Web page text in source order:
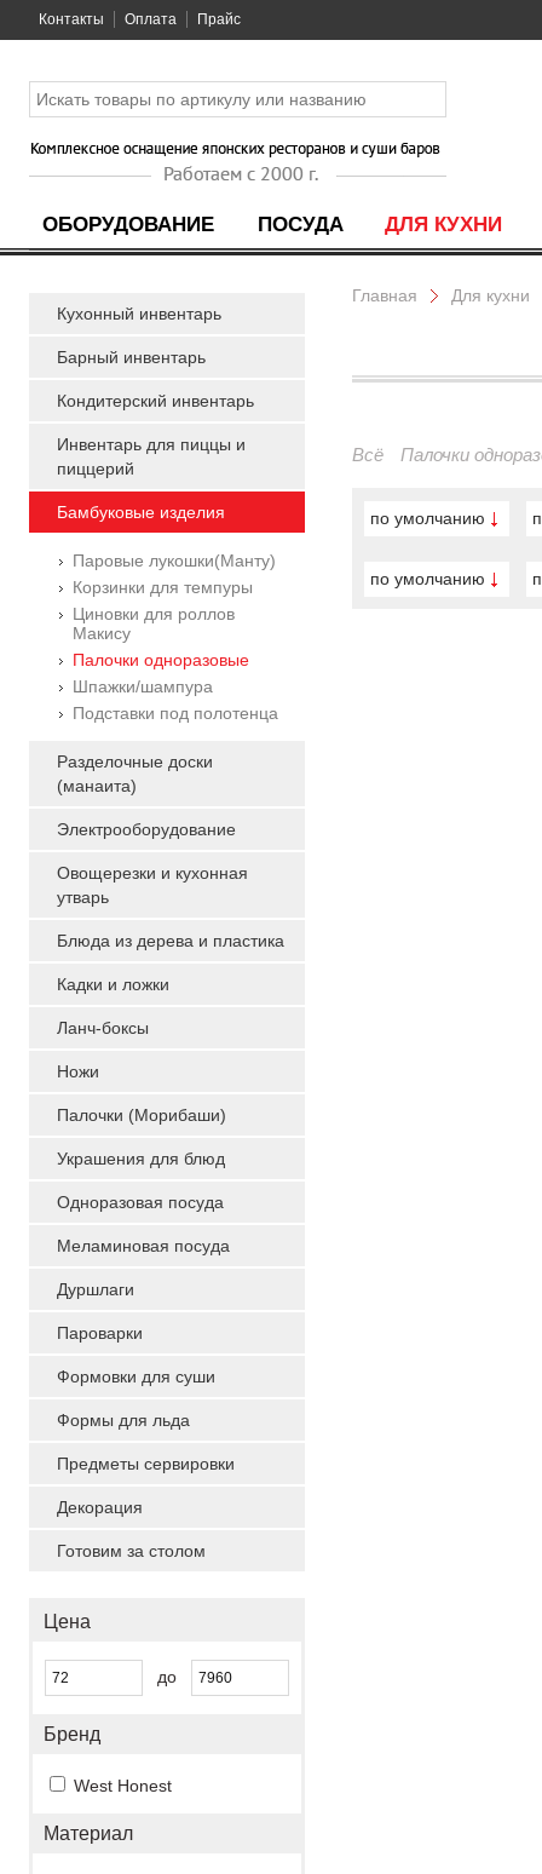
Контакты Оплата Прайс
ОБОРУДОВАНИЕ ПОСУДА ДЛЯ КУХНИ
Кухонный инвентарь
Барный инвентарь
Кондитерский инвентарь
Инвентарь для пиццы и
пиццерий
Бамбуковые изделия
Паровые лукошки(Манту)
Корзинки для темпуры
Циновки для роллов
Макису
Палочки одноразовые
Шпажки/шампура
Подставки под полотенца
Разделочные доски
(манаита)
Электрооборудование
Овощерезки и кухонная
утварь
Блюда из дерева и пластика
Кадки и ложки
Ланч-боксы
Ножи
Палочки (Морибаши)
Украшения для блюд
Одноразовая посуда
Меламиновая посуда
Дуршлаги
Пароварки
Формовки для суши
Формы для льда
Предметы сервировки
Декорация
Готовим за столом
Цена
до
Бренд
West Honest
Материал
Главная Для кухни
Всё Палочки
по умолчанию
по умолчанию